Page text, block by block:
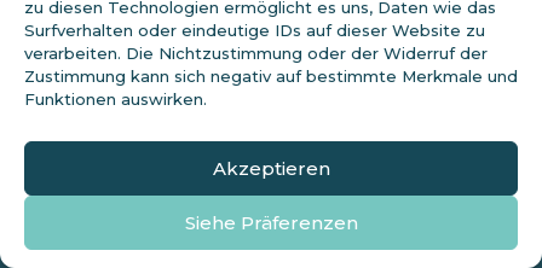
zu diesen Technologien ermöglicht es uns, Daten wie das
Surfverhalten oder eindeutige IDs auf dieser Website zu
verarbeiten. Die Nichtzustimmung oder der Widerruf der
Zustimmung kann sich negativ auf bestimmte Merkmale und
Funktionen auswirken.
Akzeptieren
Siehe Präferenzen
Mein Konto
Bedarf an Beratung
Über Naturalpes
Datenschutzrichtlinie
Impressum